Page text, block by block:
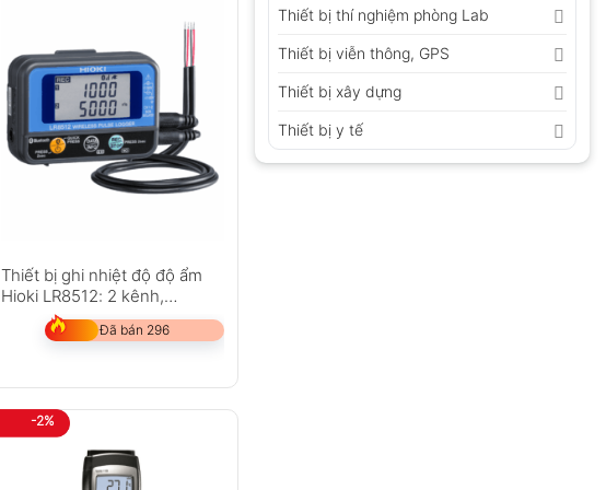
Thiết bị thí nghiệm phòng Lab
Thiết bị viễn thông, GPS
Thiết bị xây dựng
Thiết bị y tế
Thiết bị ghi nhiệt độ độ ẩm
Hioki LR8512: 2 kênh,
Bluetooth
Đã bán 296
-2%